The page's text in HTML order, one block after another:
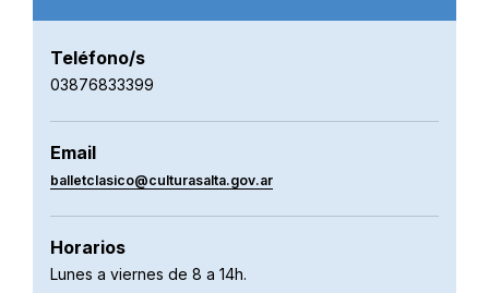
Teléfono/s
03876833399
Email
balletclasico@culturasalta.gov.ar
Horarios
Lunes a viernes de 8 a 14h.